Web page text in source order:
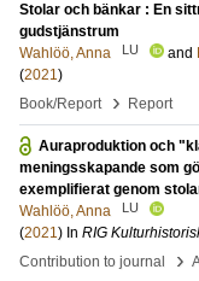
Stolar och bänkar : En
gudstjänstrum
Wahlöö, Anna
LU and
(2021)
Book/Report
› Report
Auraproduktion och
meningsskapande som
exemplifierat genom
Wahlöö, Anna
LU
(2021) In RIG
Contribution to journal
›